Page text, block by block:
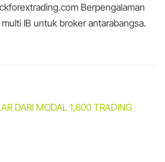
Berpengalaman
IB untuk broker antarabangsa.
DARI MODAL 1,600 TRADING